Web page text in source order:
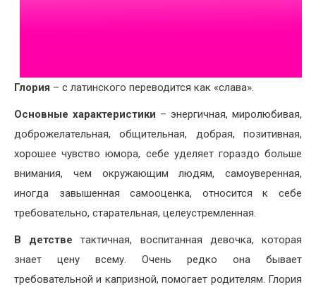
Глория – с латинского переводится как «слава».
Основные характеристики – энергичная, миролюбивая,
доброжелательная, общительная, добрая, позитивная,
хорошее чувство юмора, себе уделяет гораздо больше
внимания, чем окружающим людям, самоуверенная,
иногда завышенная самооценка, относится к себе
требовательно, старательная, целеустремленная.
В детстве тактичная, воспитанная девочка, которая
знает цену всему. Очень редко она бывает
требовательной и капризной, помогает родителям. Глория